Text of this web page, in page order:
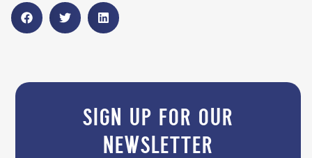
sign up for our
newsletter